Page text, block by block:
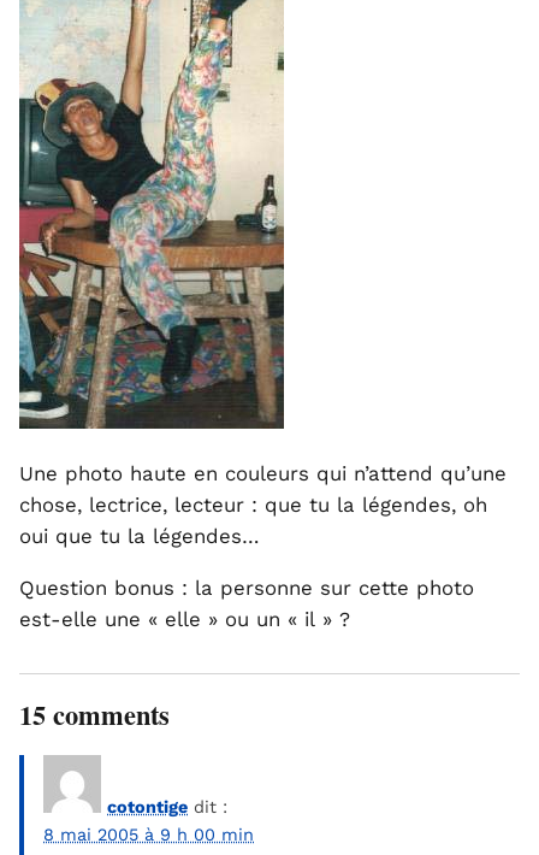
Une photo haute en couleurs qui n’attend qu’une
chose, lectrice, lecteur : que tu la légendes, oh
oui que tu la légendes…
Question bonus : la personne sur cette photo
est-elle une « elle » ou un « il » ?
15 comments
cotontige dit :
8 mai 2005 à 9 h 00 min